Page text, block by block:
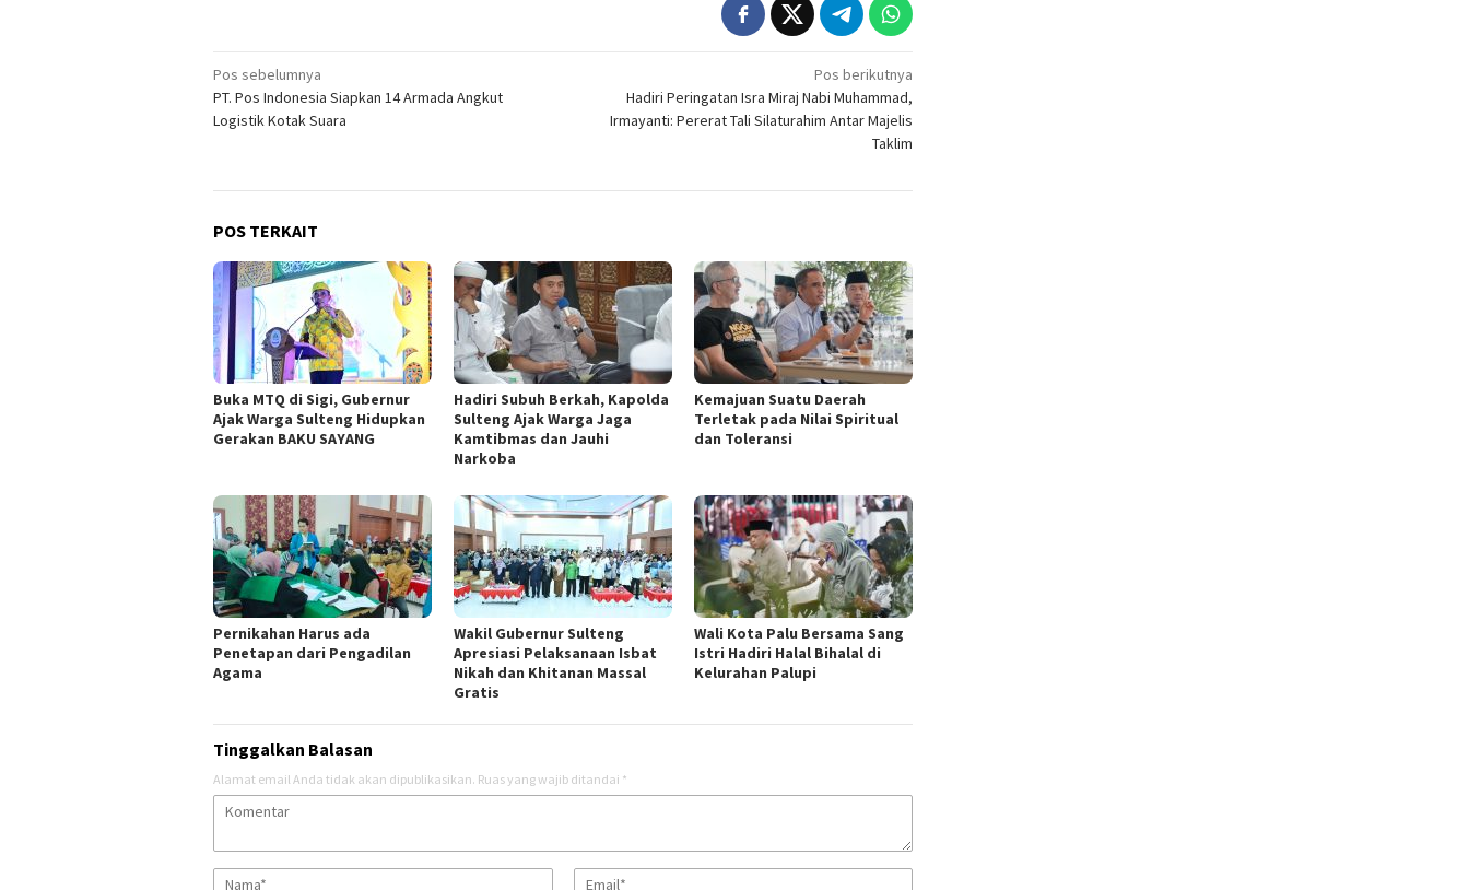
Navigasi
pos
Pos sebelumnya
PT. Pos Indonesia Siapkan 14 Armada Angkut
Logistik Kotak Suara
Pos berikutnya
Hadiri Peringatan Isra Miraj Nabi Muhammad,
Irmayanti: Pererat Tali Silaturahim Antar Majelis
Taklim
POS TERKAIT
Buka MTQ di Sigi, Gubernur
Ajak Warga Sulteng Hidupkan
Gerakan BAKU SAYANG
Hadiri Subuh Berkah, Kapolda
Sulteng Ajak Warga Jaga
Kamtibmas dan Jauhi
Narkoba
Kemajuan Suatu Daerah
Terletak pada Nilai Spiritual
dan Toleransi
Pernikahan Harus ada
Penetapan dari Pengadilan
Agama
Wakil Gubernur Sulteng
Apresiasi Pelaksanaan Isbat
Nikah dan Khitanan Massal
Gratis
Wali Kota Palu Bersama Sang
Istri Hadiri Halal Bihalal di
Kelurahan Palupi
Tinggalkan Balasan
Alamat email Anda tidak akan dipublikasikan. Ruas yang wajib ditandai *